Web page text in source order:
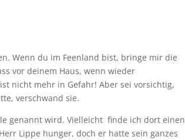
Wenn du im Feenland bist, bringe mir die
vor deinem Haus, wenn wieder
nicht mehr in Gefahr! Aber sei vorsichtig,
verschwand sie.
genannt wird. Vielleicht finde ich dort einen
Lippe hunger, doch er hatte sein ganzes